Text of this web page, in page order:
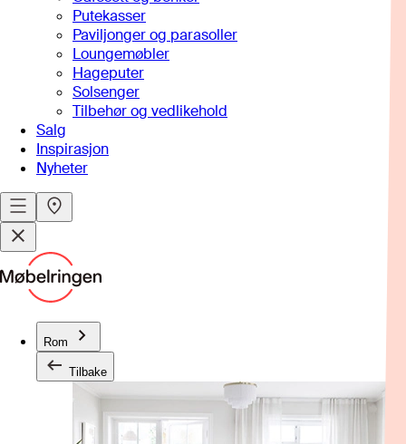
Putekasser
Paviljonger og parasoller
Loungemøbler
Hageputer
Solsenger
Tilbehør og vedlikehold
Salg
Inspirasjon
Nyheter
Rom
Tilbake